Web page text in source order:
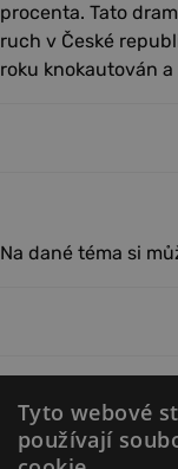
procenta. Tato
ruch v České
roku knokautován
Na dané téma si